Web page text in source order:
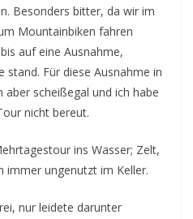
Besonders bitter, da wir im
Mountainbiken fahren
auf eine Ausnahme,
stand. Für diese Ausnahme in
scheißegal und ich habe
nicht bereut.
ins Wasser; Zelt,
immer ungenutzt im Keller.
nur leidete darunter